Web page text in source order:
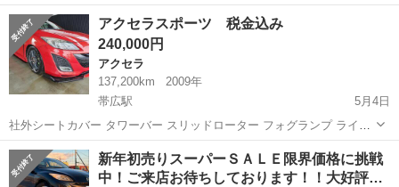
名： マツダ ■ 車種名： アクセラスポーツ ■ グレード名： ２
２ＸＤ プロアクティブ ４ＷＤ 本州仕入 スマートブレーキサポ
ート マツ...
北海道 帯広市
アクセラスポーツ 税金込み
240,000円
アクセラ
137,200km
2009年
帯広駅
5月4日
社外シートカバー タワーバー スリッドローター フォグランプ ライム
グリーン フロント、サイド、リア カナード ローダウン ドライブレコ
ーダー パドルシフト 現車確認出来る方、お話早い方優先致します。
多少でしたら個人...
北海道 帯広市 帯広駅 アクセラ タワーバー
新年初売りスーパーＳＡＬＥ限界価格に挑戦
中！ご来店お待ちしております！！大好評…